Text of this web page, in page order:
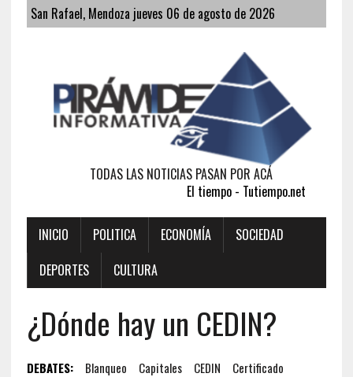
San Rafael, Mendoza jueves 06 de agosto de 2026
TODAS LAS NOTICIAS PASAN POR ACÁ
El tiempo - Tutiempo.net
INICIO POLITICA ECONOMÍA
SOCIEDAD
DEPORTES
CULTURA
¿Dónde hay un CEDIN?
DEBATES: Blanqueo Capitales CEDIN
Certificado